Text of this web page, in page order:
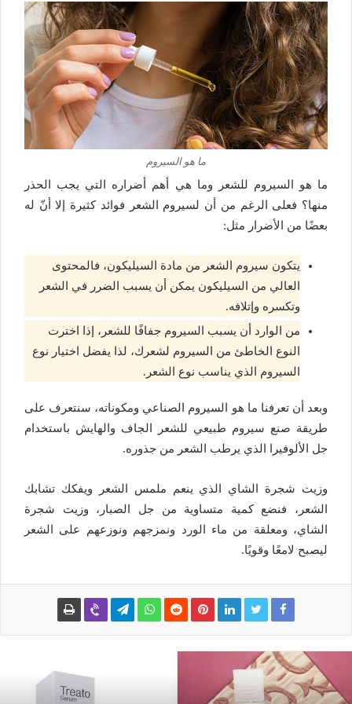
ما هو السيروم
ما هو السيروم للشعر وما هي أهم أضراره التي يجب الحذر
منها؟ فعلى الرغم من أن لسيروم الشعر فوائد كثيرة إلا أنّ له
بعضًا من الأضرار مثل:
يتكون سيروم الشعر من مادة السيليكون، فالمحتوى
العالي من السيليكون يمكن أن يسبب الضرر في الشعر
وتكسره وإتلافه.
من الوارد أن يسبب السيروم جفافًا للشعر، إذا اخترت
النوع الخاطئ من السيروم لشعرك، لذا يفضل اختيار نوع
السيروم الذي يناسب نوع الشعر.
وبعد أن تعرفنا ما هو السيروم
الصناعي ومكوناته، سنتعرف على
طريقة صنع سيروم طبيعي للشعر الجاف والهايش باستخدام
جل الألوفيرا الذي يرطب الشعر من جذوره.
وزيت شجرة الشاي الذي ينعم ملمس الشعر ويفكك تشابك
الشعر، فنضع كمية متساوية من جل الصبار، وزيت شجرة
الشاي، ومعلقة من ماء الورد ونمزجهم ونوزعهم على الشعر
ليصبح لامعًا وقويًا.